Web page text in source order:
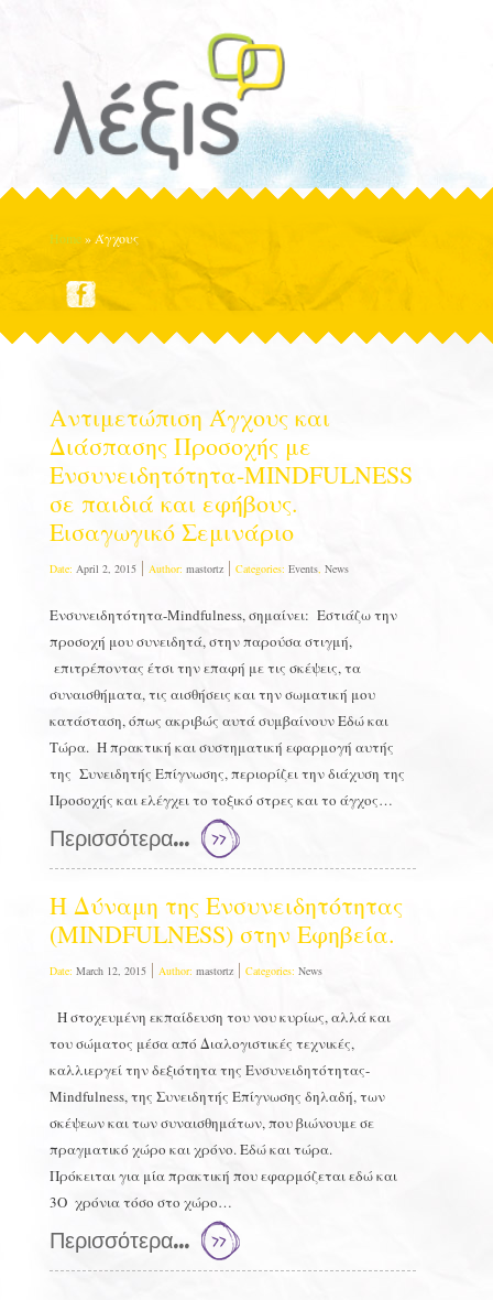
Home »Άγχους
Αντιμετώπιση Άγχους και
Διάσπασης Προσοχής με
Ενσυνειδητότητα-MINDFULNESS
σε παιδιά και εφήβους.
Εισαγωγικό Σεμινάριο
Date: April 2, 2015 Author: mastortz Categories: Events, News
Ενσυνειδητότητα-Mindfulness, σημαίνει: Εστιάζω την
προσοχή μου συνειδητά, στην παρούσα στιγμή,
επιτρέποντας έτσι την επαφή με τις σκέψεις, τα
συναισθήματα, τις αισθήσεις και την σωματική μου
κατάσταση, όπως ακριβώς αυτά συμβαίνουν Εδώ και
Τώρα. Η πρακτική και συστηματική εφαρμογή αυτής
της Συνειδητής Επίγνωσης, περιορίζει την διάχυση της
Προσοχής και ελέγχει το τοξικό στρες και το άγχος…
Περισσότερα...
Η Δύναμη της Ενσυνειδητότητας
(MINDFULNESS) στην Εφηβεία.
Date: March 12, 2015 Author: mastortz Categories: News
Η στοχευμένη εκπαίδευση του νου κυρίως, αλλά και
του σώματος μέσα από Διαλογιστικές τεχνικές,
καλλιεργεί την δεξιότητα της Ενσυνειδητότητας-
Mindfulness, της Συνειδητής Επίγνωσης δηλαδή, των
σκέψεων και των συναισθημάτων, που βιώνουμε σε
πραγματικό χώρο και χρόνο. Εδώ και τώρα.
Πρόκειται για μία πρακτική που εφαρμόζεται εδώ και
3O χρόνια τόσο στο χώρο…
Περισσότερα...